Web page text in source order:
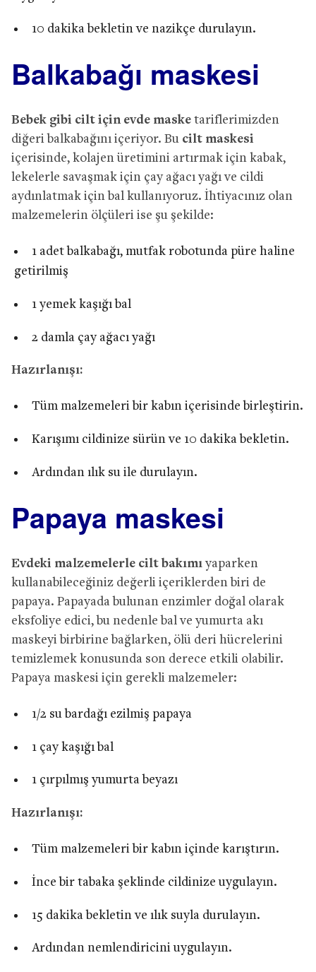
10 dakika bekletin ve nazikçe durulayın.
Balkabağı maskesi
Bebek gibi cilt için evde maske tariflerimizden
diğeri balkabağını içeriyor. Bu cilt maskesi
içerisinde, kolajen üretimini artırmak için kabak,
lekelerle savaşmak için çay ağacı yağı ve cildi
aydınlatmak için bal kullanıyoruz. İhtiyacınız olan
malzemelerin ölçüleri ise şu şekilde:
1 adet balkabağı, mutfak robotunda püre haline
getirilmiş
1 yemek kaşığı bal
2 damla çay ağacı yağı
Hazırlanışı:
Tüm malzemeleri bir kabın içerisinde birleştirin.
Karışımı cildinize sürün ve 10 dakika bekletin.
Ardından ılık su ile durulayın.
Papaya maskesi
Evdeki malzemelerle cilt bakımıyaparken
kullanabileceğiniz değerli içeriklerden biri de
papaya. Papayada bulunan enzimler doğal olarak
eksfoliye edici, bu nedenle bal ve yumurta akı
maskeyi birbirine bağlarken, ölü deri hücrelerini
temizlemek konusunda son derece etkili olabilir.
Papaya maskesi için gerekli malzemeler:
1/2 su bardağı ezilmiş papaya
1 çay kaşığı bal
1 çırpılmış yumurta beyazı
Hazırlanışı:
Tüm malzemeleri bir kabın içinde karıştırın.
İnce bir tabaka şeklinde cildinize uygulayın.
15 dakika bekletin ve ılık suyla durulayın.
Ardından nemlendiricini uygulayın.